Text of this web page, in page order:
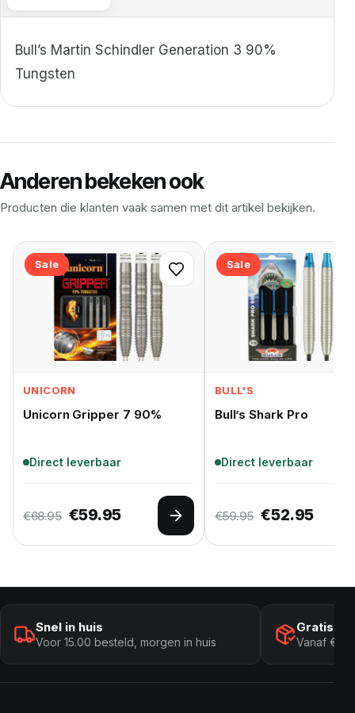
Bull’s Martin Schindler Generation 3 90%
Tungsten
Anderen bekeken ook
Producten die klanten vaak samen met dit artikel bekijken.
Sale
UNICORN
Unicorn Gripper 7 90%
Direct leverbaar
€68.95 Oorspronkelijke prijs was: €68.95.
€59.95Huidige prijs is: €59.95.
Opties selecteren
Sale
BULL'S
Bull’s Shark Pro
Direct leverbaar
€59.95 €52.95
Snel in huis
Voor 15.00 besteld, morgen in huis
Gratis
Vanaf €